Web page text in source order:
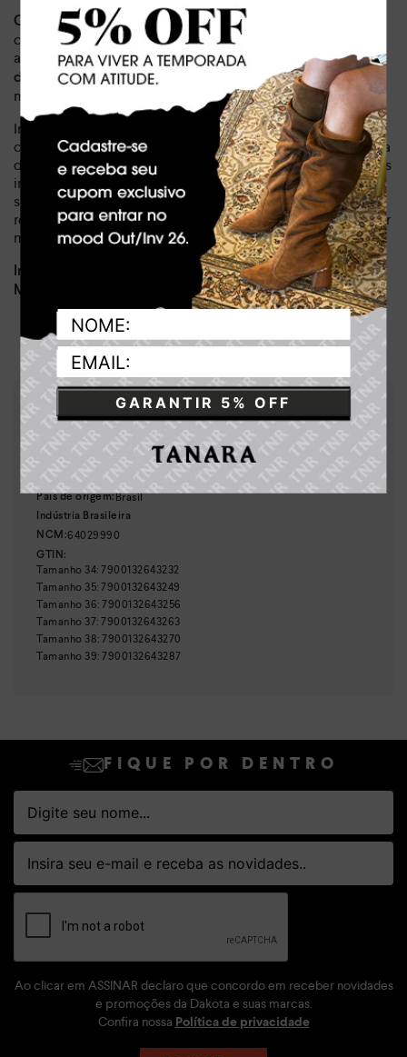
GARANTIR 5% OFF
Com um salto bloco de 7,5 cm , você ganha alguns
centímetros a mais de altura sem abrir mão da estabilidade
ao caminhar. O design moderno,com bico quadrado e
detalhes metalizados, adiciona um toque de sofisticação e
modernidade, te deixando pronta para qualquer ocasião.
Imagine-se desfilando com essa sandália em um encontro
com as amigas, em um jantar especial ou até mesmo no dia a
dia. A versatilidade da sandália Tanara te permite criar looks
incríveis e cheios de personalidade. Além disso, o material
sintético de alta qualidade garante durabilidade e
resistência, para que você possa aproveitar sua sandália por
muito tempo.
Indicado para:
Material:
Altura do salto: 7,50 cm
Cor : Caramelo
Referência T8664-00002
País de origem:Brasil
Indústria Brasileira
NCM:64029990
GTIN:
Tamanho 34:7900132643232
Tamanho 35:7900132643249
Tamanho 36:7900132643256
Tamanho 37:7900132643263
Tamanho 38:7900132643270
Tamanho 39:7900132643287
FIQUE POR DENTRO
Ao clicar em ASSINAR declaro que concordo em receber novidades
e promoções da Dakota e suas marcas.
Confira nossa Política de privacidade